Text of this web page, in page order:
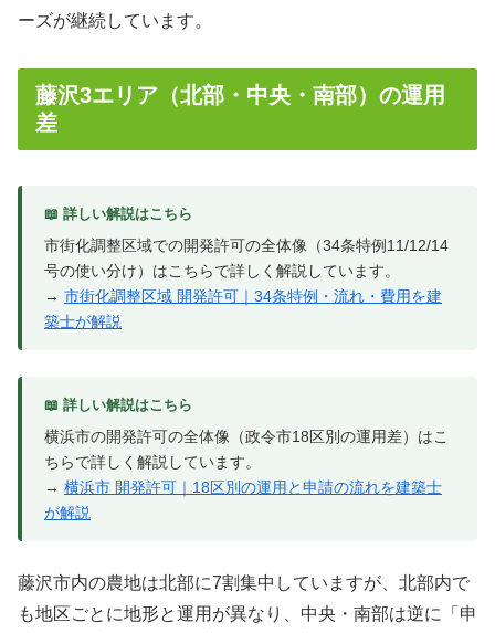
ーズが継続しています。
藤沢3エリア（北部・中央・南部）の運用
差
📖 詳しい解説はこちら
市街化調整区域での開発許可の全体像（34条特例11/12/14
号の使い分け）はこちらで詳しく解説しています。
→ 市街化調整区域 開発許可｜34条特例・流れ・費用を建
築士が解説
📖 詳しい解説はこちら
横浜市の開発許可の全体像（政令市18区別の運用差）はこ
ちらで詳しく解説しています。
→ 横浜市 開発許可｜18区別の運用と申請の流れを建築士
が解説
藤沢市内の農地は北部に7割集中していますが、北部内で
も地区ごとに地形と運用が異なり、中央・南部は逆に「申